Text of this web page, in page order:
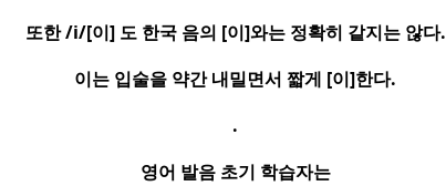
또한/i/[이] 도 한국 음의 [이]와는 정확히 같지는 않다.
이는 입술을 약간 내밀면서 짧게 [이]한다.
.
영어 발음 초기 학습자는